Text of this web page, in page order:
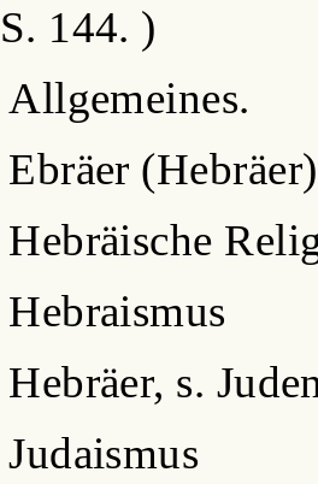
S. 144. )
Allgemeines.
Ebräer
Hebräische
Hebraismus
Hebräer, s.
Judaismus